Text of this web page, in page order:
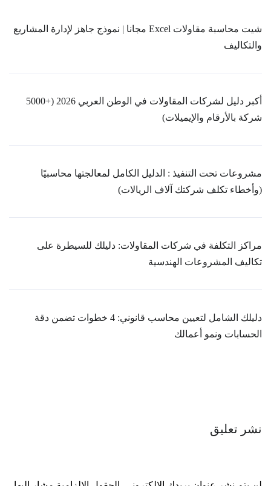
شيت محاسبة مقاولات Excel مجانا | نموذج جاهز لإدارة المشاريع
والتكاليف
أكبر دليل لشركات المقاولات في الوطن العربي 2026 (+5000
شركة بالأرقام والإيميلات)
مشروعات تحت التنفيذ : الدليل الكامل لمعالجتها محاسبيًا
(وأخطاء تكلف شركتك آلاف الريالات)
مراكز التكلفة في شركات المقاولات: دليلك للسيطرة على
تكاليف المشروعات الهندسية
دليلك الشامل لتعيين محاسب قانوني: 4 خطوات تضمن دقة
الحسابات ونمو أعمالك
نشر تعليق